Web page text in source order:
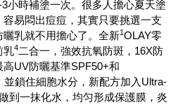
小時補塗一次。很多人擔心夏天塗
易悶出痘痘，其實只要挑選一支
乳就不用擔心了。全新1OLAY零
乳4二合一，強效抗氧防斑，16X防
高UV防曬基準SPF50+和
鎖住細胞水分，新配方加入Ultra-
到一抹化水，均匀形成保護膜，炎